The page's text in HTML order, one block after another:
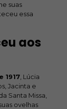
suas
essa
aos
1917, Lúcia
Jacinta e
Santa Missa,
ovelhas